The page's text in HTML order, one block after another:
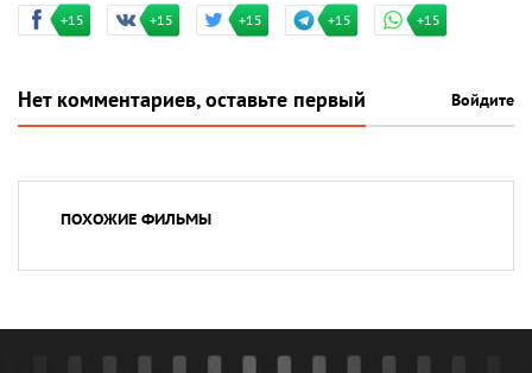
+15 +15 +15 +15 +15
Нет комментариев, оставьте первый Войдите
ПОХОЖИЕ ФИЛЬМЫ